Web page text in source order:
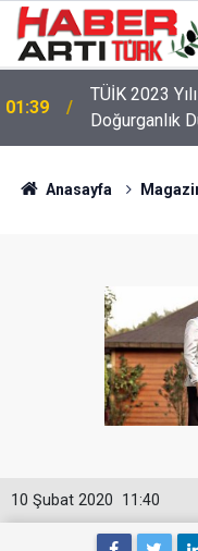
01:39
TÜİK 2023
Doğurganlık
Anasayfa
11:40
10 Şubat 2020